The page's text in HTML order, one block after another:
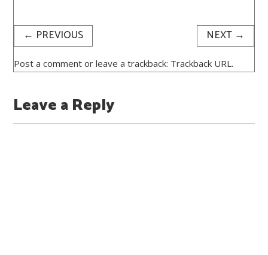
← PREVIOUS NEXT →
Post a comment or leave a trackback: Trackback URL .
Leave a Reply